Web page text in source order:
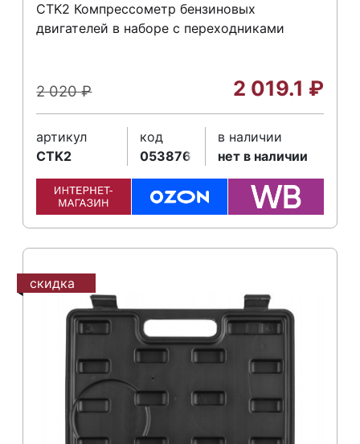
CTK2 Компрессометр бензиновых
двигателей в наборе с переходниками
2 020₽ 2 019.1 ₽
артикул
CTK2
код
053876
в наличии
нет в наличии
скидка